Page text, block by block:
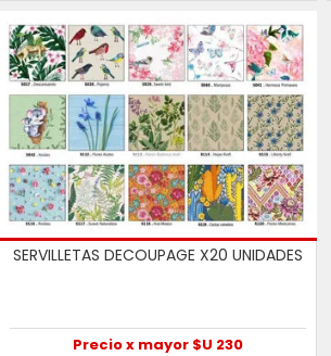
SERVILLETAS DECOUPAGE X20 UNIDADES
Precio x mayor $U 230